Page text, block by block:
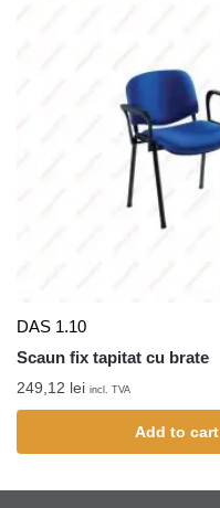
DAS 1.10
Scaun fix tapitat cu brate
249,12 lei incl. TVA
Add to cart